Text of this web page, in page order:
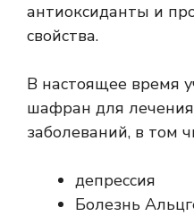
антиоксиданты и
свойства.
В настоящее время
шафран для
заболеваний, в том
депрессия
Болезнь